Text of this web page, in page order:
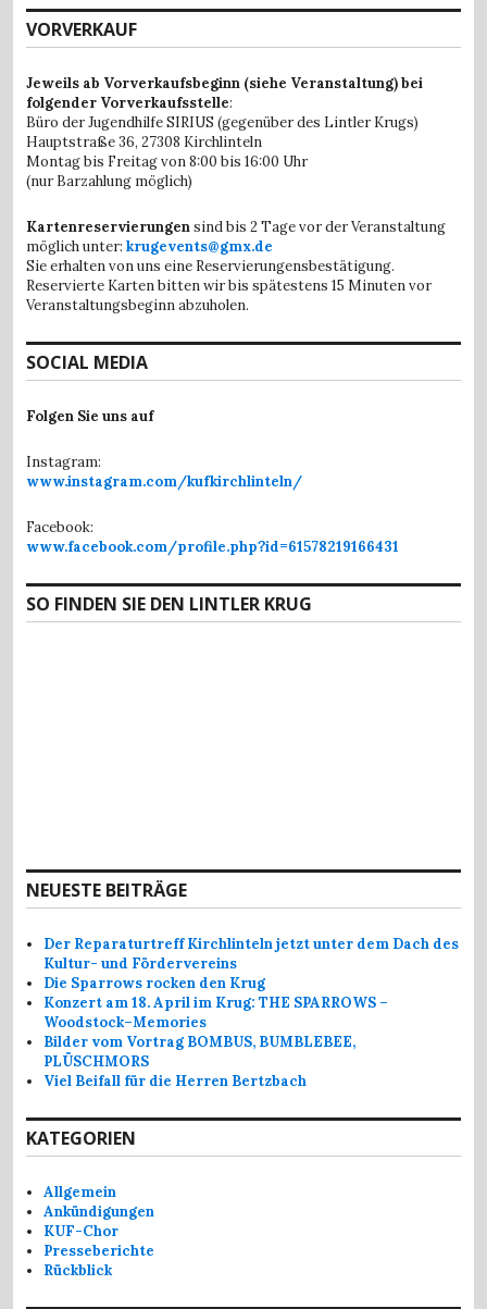
VORVERKAUF
Jeweils ab Vorverkaufsbeginn (siehe Veranstaltung) bei
folgender Vorverkaufsstelle:
Büro der Jugendhilfe SIRIUS (gegenüber des Lintler Krugs)
Hauptstraße 36, 27308 Kirchlinteln
Montag bis Freitag von 8:00 bis 16:00 Uhr
(nur Barzahlung möglich)
Kartenreservierungensind bis 2 Tage vor der Veranstaltung
möglich unter: krugevents@gmx.de
Sie erhalten von uns eine Reservierungensbestätigung.
Reservierte Karten bitten wir bis spätestens 15 Minuten vor
Veranstaltungsbeginn abzuholen.
SOCIAL MEDIA
Folgen Sie uns auf
Instagram:
www.instagram.com/kufkirchlinteln/
Facebook:
www.facebook.com/profile.php?id=61578219166431
SO FINDEN SIE DEN LINTLER KRUG
NEUESTE BEITRÄGE
Der Reparaturtreff Kirchlinteln jetzt unter dem Dach des
Kultur- und Fördervereins
Die Sparrows rocken den Krug
Konzert am 18. April im Krug: THE SPARROWS –
Woodstock–Memories
Bilder vom Vortrag BOMBUS, BUMBLEBEE,
PLÜSCHMORS
Viel Beifall für die Herren Bertzbach
KATEGORIEN
Allgemein
Ankündigungen
KUF-Chor
Presseberichte
Rückblick